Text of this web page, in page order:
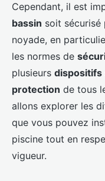
Cependant, il est
bassin soit
noyade, en
les normes de
plusieurs dispositifs
protection de tous
allons explorer les
que vous pouvez
piscine tout en
vigueur.